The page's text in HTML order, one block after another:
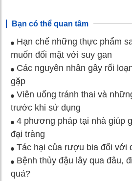
Bạn có thể quan tâm
Hạn chế những thực phẩm
muốn đối mặt với suy gan
Các nguyên nhân gây rối
gặp
Viên uống tránh thai và
trước khi sử dụng
4 phương pháp tại nhà giúp
đại tràng
Tác hại của rượu bia đối với
Bệnh thủy đậu lây qua đâu,
quả?